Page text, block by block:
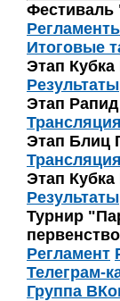
Фестиваль
Итоговые
Этап
Результаты
Этап
Этап Блиц
Этап
Результаты
Турнир
Регламент
Телеграм-
Группа